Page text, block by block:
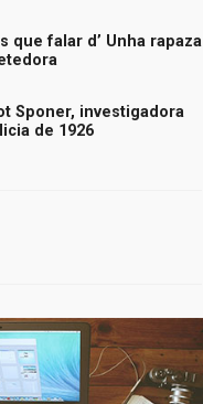
que falar d’ Unha rapaza
Sponer, investigadora
de 1926